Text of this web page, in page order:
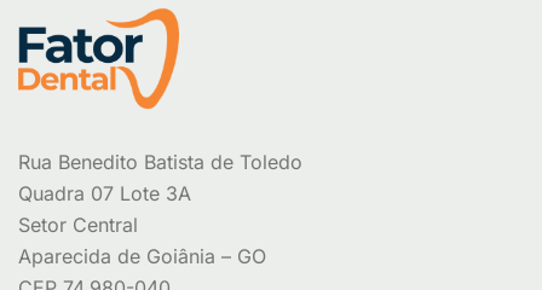
Rua Benedito Batista de Toledo
Quadra 07 Lote 3A
Setor Central
Aparecida de Goiânia – GO